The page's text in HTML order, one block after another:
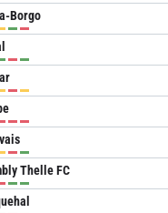
Borgo
Thelle FC